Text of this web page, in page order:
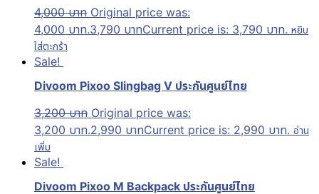
4,000บาท Original price was:
4,000 บาท.3,790 บาทCurrent price is: 3,790 บาท. หยิบ
ใส่ตะกร้า
Sale!
Divoom Pixoo Slingbag V ประกันศูนย์ไทย
3,200บาท Original price was:
3,200 บาท.2,990 บาทCurrent price is: 2,990 บาท. อ่าน
เพิ่ม
Sale!
Divoom Pixoo M Backpack ประกันศูนย์ไทย